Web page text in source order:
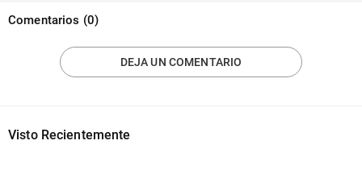
Comentarios (0)
DEJA UN COMENTARIO
Visto Recientemente